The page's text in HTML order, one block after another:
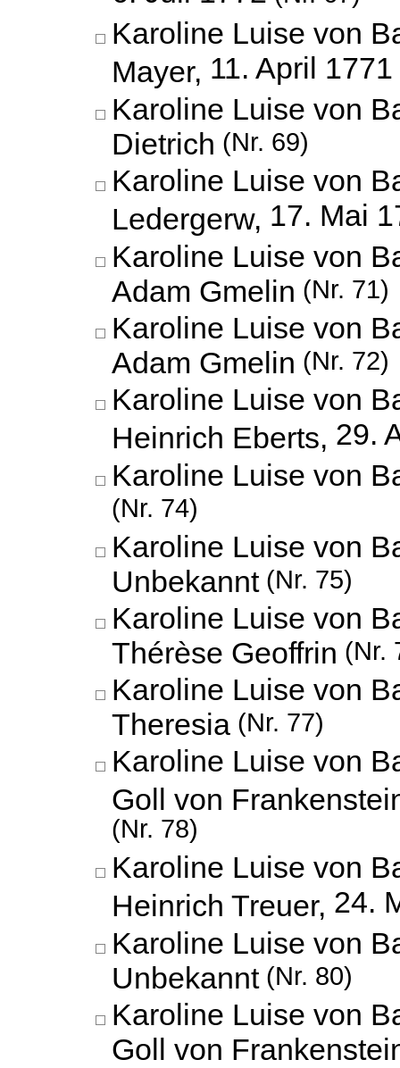
Karoline Luise von
Mayer, 11. April 1771
Karoline Luise von
Dietrich (Nr. 69)
Karoline Luise von
Ledergerw, 17. Mai
Karoline Luise von
Adam Gmelin (Nr. 71)
Karoline Luise von
Adam Gmelin (Nr. 72)
Karoline Luise von
Heinrich Eberts, 29.
Karoline Luise von
(Nr. 74)
Karoline Luise von
Unbekannt (Nr. 75)
Karoline Luise von
Thérèse Geoffrin (Nr.
Karoline Luise von
Theresia (Nr. 77)
Karoline Luise von
Goll von
(Nr. 78)
Karoline Luise von
Heinrich Treuer, 24.
Karoline Luise von
Unbekannt (Nr. 80)
Karoline Luise von
Goll von